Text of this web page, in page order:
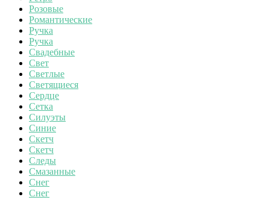
Розовые
Романтические
Ручка
Ручка
Свадебные
Свет
Светлые
Светящиеся
Сердце
Сетка
Силуэты
Синие
Скетч
Скетч
Следы
Смазанные
Снег
Снег